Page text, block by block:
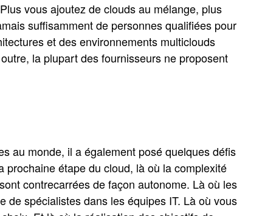
vous ajoutez de clouds au mélange, plus
suffisamment de personnes qualifiées pour
et des environnements multiclouds
la plupart des fournisseurs ne proposent
au monde, il a également posé quelques défis
étape du cloud, là où la complexité
contrecarrées de façon autonome. Là où les
de spécialistes dans les équipes IT. Là où vous